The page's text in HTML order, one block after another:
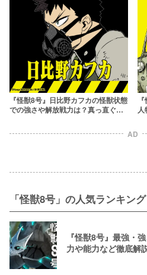
『怪獣8号』日比野カフカの怪獣状態
での強さや解放戦力は？真っ直ぐさ
人
AD
「怪獣8号」の人気ランキング
『怪獣8号』最強・
力や能力など徹底解